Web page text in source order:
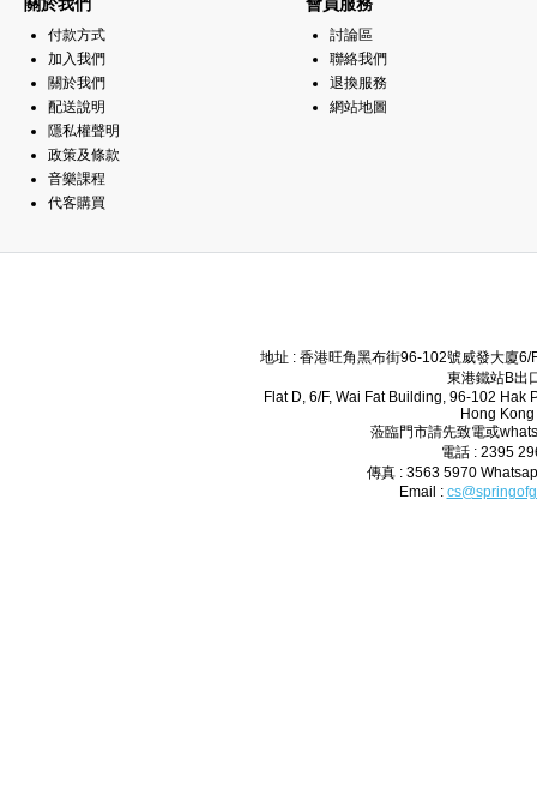
付款方式
加入我們
關於我們
配送說明
隱私權聲明
政策及條款
音樂課程
代客購買
討論區
聯絡我們
退換服務
網站地圖
地址 : 香港旺角黑布街96-102號威發大廈
東港鐵站B出
Flat D, 6/F, Wai Fat Building, 96-102 Hak
Hong Kong
蒞臨門市請先致電或
電話 : 2395
傳真 : 3563 5970
Email :